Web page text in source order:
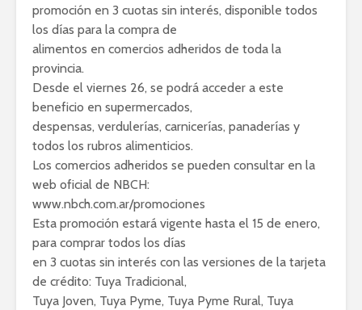
promoción en 3 cuotas sin interés, disponible todos
los días para la compra de
alimentos en comercios adheridos de toda la
provincia.
Desde el viernes 26, se podrá acceder a este
beneficio en supermercados,
despensas, verdulerías, carnicerías, panaderías y
todos los rubros alimenticios.
Los comercios adheridos se pueden consultar en la
web oficial de NBCH:
www.nbch.com.ar/promociones
Esta promoción estará vigente hasta el 15 de enero,
para comprar todos los días
en 3 cuotas sin interés con las versiones de la tarjeta
de crédito: Tuya Tradicional,
Tuya Joven, Tuya Pyme, Tuya Pyme Rural, Tuya